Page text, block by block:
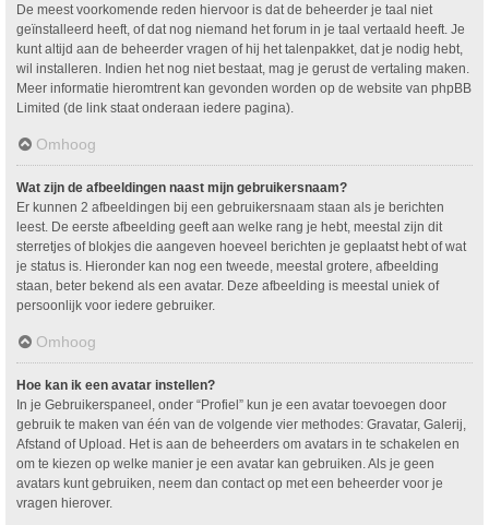
De meest voorkomende reden hiervoor is dat de beheerder je taal niet
geïnstalleerd heeft, of dat nog niemand het forum in je taal vertaald heeft. Je
kunt altijd aan de beheerder vragen of hij het talenpakket, dat je nodig hebt,
wil installeren. Indien het nog niet bestaat, mag je gerust de vertaling maken.
Meer informatie hieromtrent kan gevonden worden op de website van phpBB
Limited (de link staat onderaan iedere pagina).
Omhoog
Wat zijn de afbeeldingen naast mijn gebruikersnaam?
Er kunnen 2 afbeeldingen bij een gebruikersnaam staan als je berichten
leest. De eerste afbeelding geeft aan welke rang je hebt, meestal zijn dit
sterretjes of blokjes die aangeven hoeveel berichten je geplaatst hebt of wat
je status is. Hieronder kan nog een tweede, meestal grotere, afbeelding
staan, beter bekend als een avatar. Deze afbeelding is meestal uniek of
persoonlijk voor iedere gebruiker.
Omhoog
Hoe kan ik een avatar instellen?
In je Gebruikerspaneel, onder “Profiel” kun je een avatar toevoegen door
gebruik te maken van één van de volgende vier methodes: Gravatar, Galerij,
Afstand of Upload. Het is aan de beheerders om avatars in te schakelen en
om te kiezen op welke manier je een avatar kan gebruiken. Als je geen
avatars kunt gebruiken, neem dan contact op met een beheerder voor je
vragen hierover.